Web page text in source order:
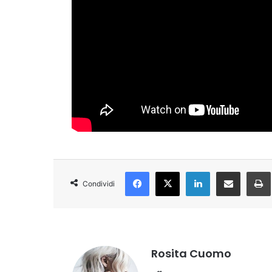
Condividi
Facebook
X LinkedIn
Condividi via Email
Rosita Cuomo